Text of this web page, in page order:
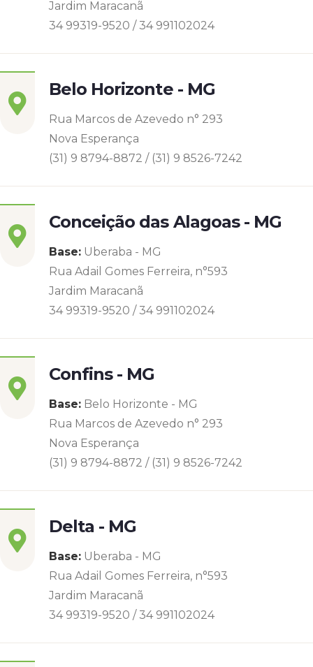
Jardim Maracanã
34 99319-9520 / 34 991102024
Belo Horizonte - MG
Rua Marcos de Azevedo n° 293
Nova Esperança
(31) 9 8794-8872 / (31) 9 8526-7242
Conceição das Alagoas - MG
Base: Uberaba - MG
Rua Adail Gomes Ferreira, n°593
Jardim Maracanã
34 99319-9520 / 34 991102024
Confins - MG
Base: Belo Horizonte - MG
Rua Marcos de Azevedo n° 293
Nova Esperança
(31) 9 8794-8872 / (31) 9 8526-7242
Delta - MG
Base: Uberaba - MG
Rua Adail Gomes Ferreira, n°593
Jardim Maracanã
34 99319-9520 / 34 991102024